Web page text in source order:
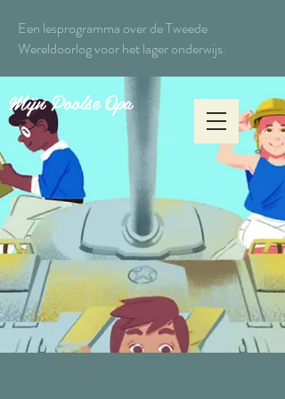
Mijn Poolse Opa
Een lesprogramma over de Tweede
Wereldoorlog voor het lager onderwijs.